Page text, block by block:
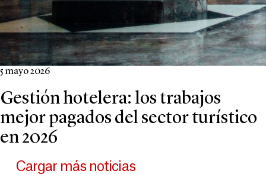
5 mayo 2026
Gestión hotelera: los trabajos
mejor pagados del sector turístico
en 2026
Cargar más noticias